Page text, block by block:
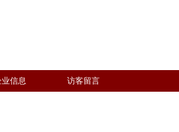
信息 访客留言